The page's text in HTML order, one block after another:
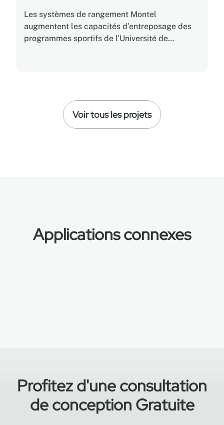
Les systèmes de rangement Montel
augmentent les capacités d’entreposage des
programmes sportifs de l’Université de
Voir tous les projets
Applications connexes
Départements sportifs et
athlétiques
Rangement Football
Profitez d'une consultation
de conception Gratuite